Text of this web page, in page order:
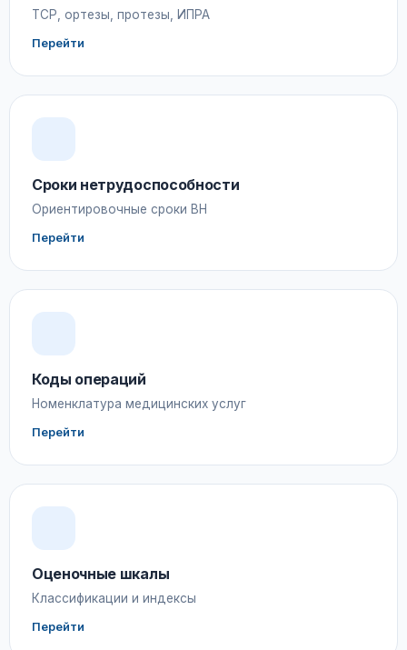
ТСР, ортезы, протезы, ИПРА
Перейти
Сроки нетрудоспособности
Ориентировочные сроки ВН
Перейти
Коды операций
Номенклатура медицинских услуг
Перейти
Оценочные шкалы
Классификации и индексы
Перейти